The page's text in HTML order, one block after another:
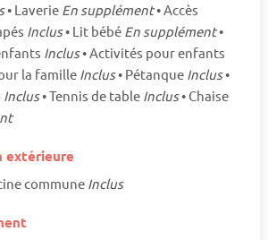
• Laverie En supplément• Accès
Inclus• Lit bébé En supplément•
Inclus• Activités pour enfants
la famille Inclus• Pétanque Inclus•
Inclus• Tennis de table Inclus• Chaise
extérieure
commune Inclus